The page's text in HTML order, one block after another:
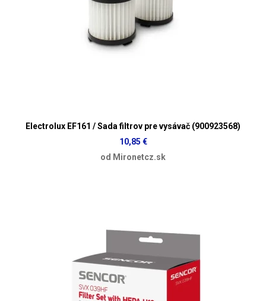
Electrolux EF161 / Sada filtrov pre vysávač (900923568)
10,85 €
od Mironetcz.sk